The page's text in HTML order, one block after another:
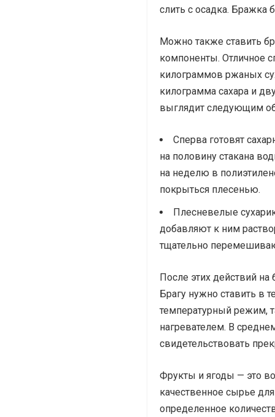
слить с осадка. Бражка
Можно также ставить
компоненты. Отличное
килограммов ржаных
килограмма сахара и
выглядит следующим
Сперва готовят
на половину стакана
на неделю в
покрыться плесенью.
Плесневелые
добавляют к ним
тщательно
После этих действий на
Брагу нужно ставить в
температурный режим,
нагревателем. В
свидетельствовать
Фрукты и ягоды — это
качественное сырье
определенное